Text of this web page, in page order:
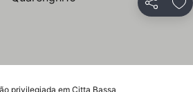
Partilhar
privilegiada em Citta Bassa